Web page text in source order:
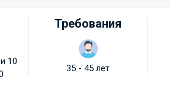
10
Требования
35 - 45 лет